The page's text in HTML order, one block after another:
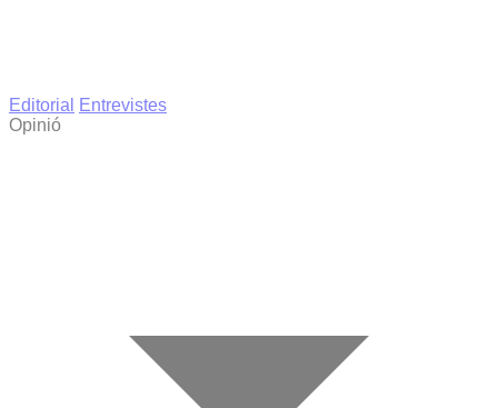
Editorial
Entrevistes
Opinió